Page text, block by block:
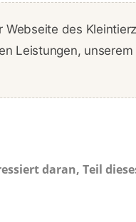
Webseite des
Leistungen,
daran, Teil